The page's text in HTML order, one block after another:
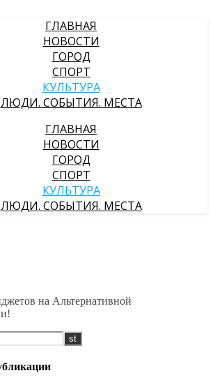
ГЛАВНАЯ
НОВОСТИ
ГОРОД
СПОРТ
КУЛЬТУРА
ЛЮДИ. СОБЫТИЯ. МЕСТА
ГЛАВНАЯ
НОВОСТИ
ГОРОД
СПОРТ
КУЛЬТУРА
ЛЮДИ. СОБЫТИЯ. МЕСТА
на Альтернативной